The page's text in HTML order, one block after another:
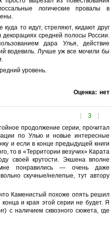
логические провалы в
то идут, стреляют, кидают друг
средней полосы России.
дара Улья, действие
водевиль. Лучше уж все мочили бы
уровень.
Оценка: нет
[ 3 ]
продолжение серии, прочитал
по Улью и новые интересные
и если в конце предыдущей книги
то в «Территории везучих» Карата
своей крутости. Экшена вполне
мне понравились — очень даже
скучные/нелепые, тут автору
Каменистый похоже опять решил
и края этой серии не будет. Я
с наличием сквозного сюжета, где